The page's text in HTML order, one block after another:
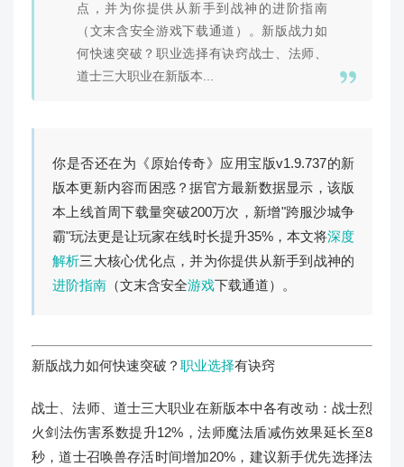
点，并为你提供从新手到战神的进阶指南
（文末含安全游戏下载通道）。新版战力如
何快速突破？职业选择有诀窍战士、法师、
道士三大职业在新版本...
你是否还在为《原始传奇》应用宝版v1.9.737的新
版本更新内容而困惑？据官方最新数据显示，该版
本上线首周下载量突破200万次，新增"跨服沙城争
霸"玩法更是让玩家在线时长提升35%，本文将深度
解析三大核心优化点，并为你提供从新手到战神的
进阶指南 （文末含安全游戏下载通道）。
新版战力如何快速突破？ 职业选择有诀窍
战士、法师、道士三大职业在新版本中各有改动：战士烈
火剑法伤害系数提升12%，法师魔法盾减伤效果延长至8
秒，道士召唤兽存活时间增加20%，建议新手优先选择法